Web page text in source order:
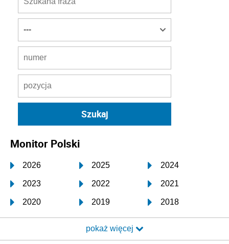
Monitor Polski
2026 2025 2024
2023 2022 2021
2020 2019 2018
2017 2016 2015
2014 2013 2012
pokaż więcej